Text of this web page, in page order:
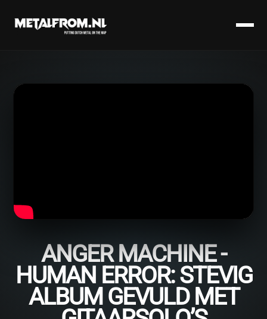
ANGER MACHINE -
HUMAN ERROR: STEVIG
ALBUM GEVULD MET